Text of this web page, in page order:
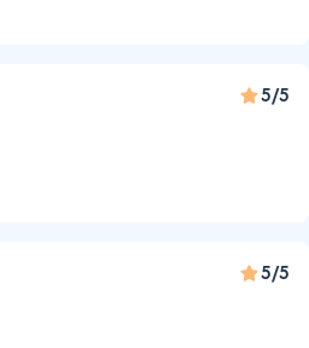
5/5
5/5